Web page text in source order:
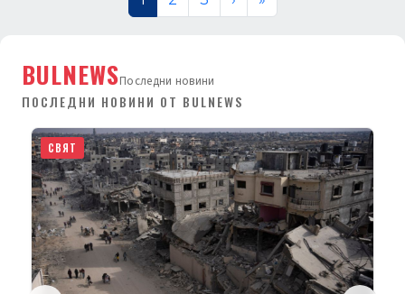
BULNEWSПоследни новини
ПОСЛЕДНИ НОВИНИ ОТ BULNEWS
СВЯТ